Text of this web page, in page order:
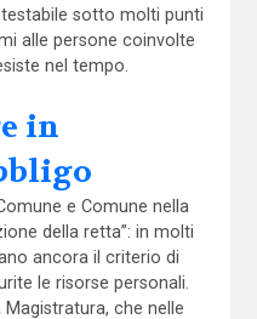
sotto molti punti
alle persone coinvolte
nel tempo.
in
e Comune nella
della retta”: in molti
ancora il criterio di
le risorse personali.
che nelle